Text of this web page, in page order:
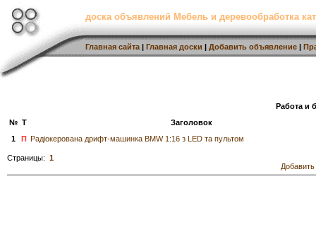
доска объявлений Мебель и деревообработка
Главная сайта | Главная доски | Добавить объявление |
Работа и
№ Т
Заголовок
1
П Радіокерована дрифт-машинка BMW 1:16 з LED та пультом
Страницы: 1